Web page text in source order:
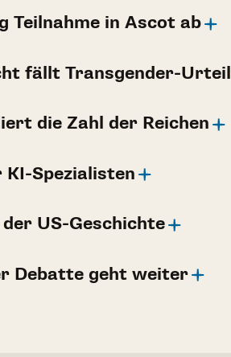
in Ascot ab
fällt Transgender-Urteil
die Zahl der Reichen
Spezialisten
US-Geschichte
Debatte geht weiter